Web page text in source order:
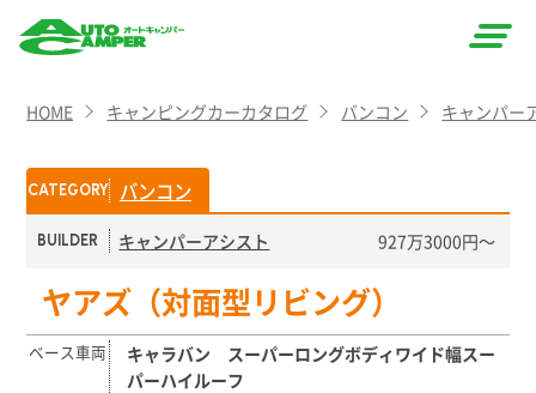
CAMPER
（オート
キャン
パー）
HOME キャンピングカーカタログ バンコン キャンパー
CATEGORY バンコン
BUILDER キャンパーアシスト 927万3000円〜
ヤアズ（対面型リビング）
ベース車両
キャラバン スーパーロングボディワイド幅スー
パーハイルーフ